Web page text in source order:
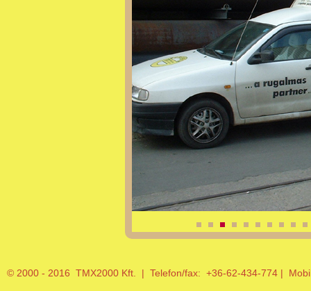
© 2000 - 2016 TMX2000 Kft. | Telefon/fax: +36-62-434-774 |